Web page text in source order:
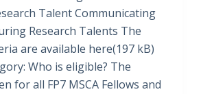
Talent Communicating
Research Talents The
are available here(197 kB)
Who is eligible? The
for all FP7 MSCA Fellows and